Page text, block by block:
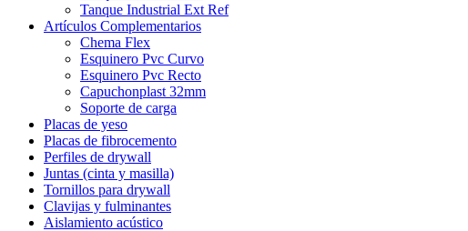
Tanque Industrial Ext Ref
Artículos Complementarios
Chema Flex
Esquinero Pvc Curvo
Esquinero Pvc Recto
Capuchonplast 32mm
Soporte de carga
Placas de yeso
Placas de fibrocemento
Perfiles de drywall
Juntas (cinta y masilla)
Tornillos para drywall
Clavijas y fulminantes
Aislamiento acústico